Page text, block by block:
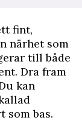
fint,
närhet som
till både
Dra fram
kan
som bas.